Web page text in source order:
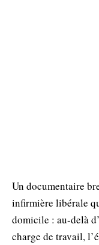
Un documentaire
infirmière libérale
domicile : au-delà
charge de travail,